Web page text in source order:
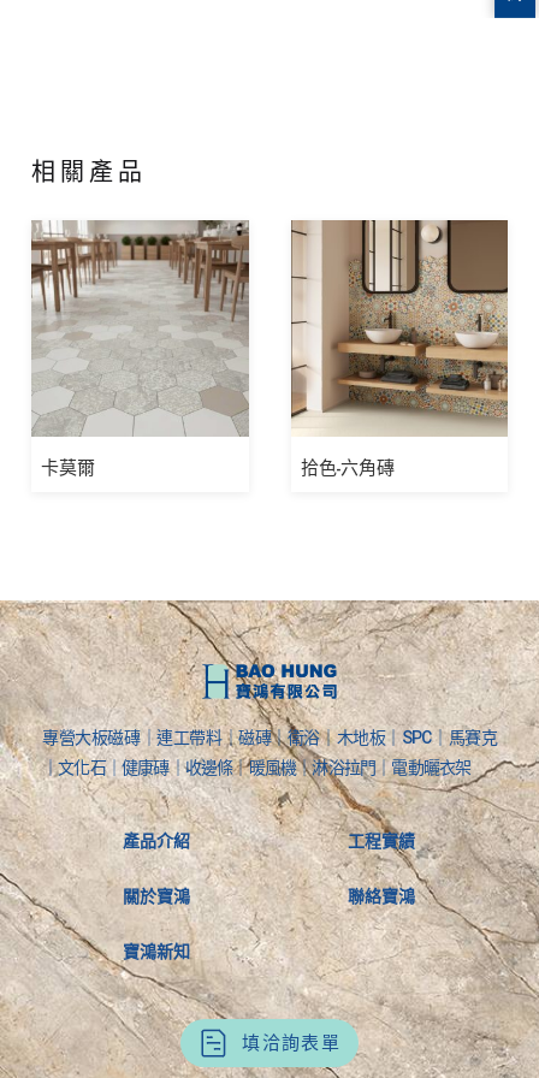
相關產品
卡莫爾 拾色-六角磚
專營大板磁磚｜連工帶料｜磁磚｜衛浴｜木地板｜SPC｜馬賽克
｜文化石｜健康磚｜收邊條｜暖風機｜淋浴拉門｜電動曬衣架
產品介紹
關於寶鴻
寶鴻新知
工程實績
聯絡寶鴻
填洽詢表單